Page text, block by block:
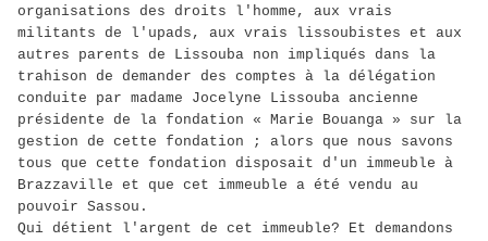
organisations des droits l'homme, aux vrais
militants de l'upads, aux vrais lissoubistes et aux
autres parents de Lissouba non impliqués dans la
trahison de demander des comptes à la délégation
conduite par madame Jocelyne Lissouba ancienne
présidente de la fondation « Marie Bouanga » sur la
gestion de cette fondation ; alors que nous savons
tous que cette fondation disposait d'un immeuble à
Brazzaville et que cet immeuble a été vendu au
pouvoir Sassou.
Qui détient l'argent de cet immeuble? Et demandons